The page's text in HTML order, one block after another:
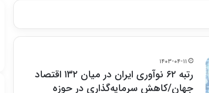
۱۴۰۳-۰۴-۱۱
رتبه ۶۲ نوآوری ایران در میان ۱۳۲ اقتصاد
جهان/کاهش سرمایه‌گذاری در حوزه